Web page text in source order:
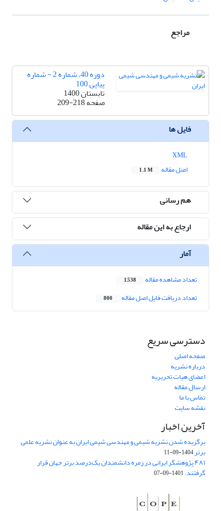
مراجع
دوره 40، شماره 2 - شماره
پیاپی 100
تابستان 1400
صفحه209-218
فایل ها
اصل مقاله
1.1 M
هم رسانی
ارجاع به این مقاله
آمار
تعداد مشاهده مقاله 1,538
تعداد دریافت فایل اصل مقاله 800
دسترسی سریع
صفحه اصلی
درباره نشریه
اعضای هیات تحریریه
ارسال مقاله
تماس با ما
نقشه سایت
آخرین اخبار
برگزیده شدن نشریه شیمی و مهندسی شیمی ایران به عنوان نشریه علمی
برتر1404-09-11
۴۸۱ پژوهشگر ایرانی در زمره دانشمندان یک‌درصد برتر جهان قرار
گرفتند.1401-09-07